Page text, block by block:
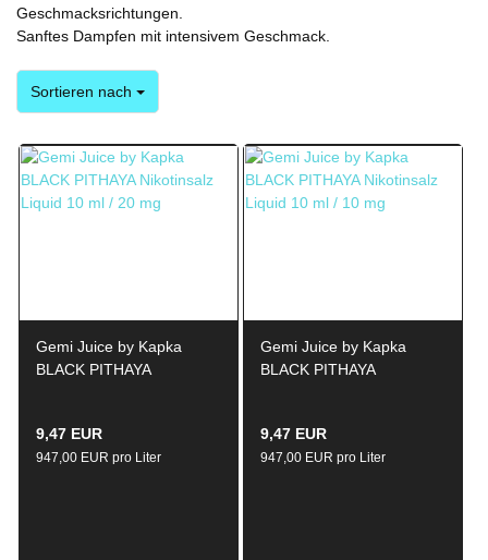
Geschmacksrichtungen.
Sanftes Dampfen mit intensivem Geschmack.
Sortieren nach
Sortieren nach
Gemi Juice by Kapka
BLACK PITHAYA
9,47 EUR
947,00 EUR pro Liter
Gemi Juice by Kapka
BLACK PITHAYA
9,47 EUR
947,00 EUR pro Liter